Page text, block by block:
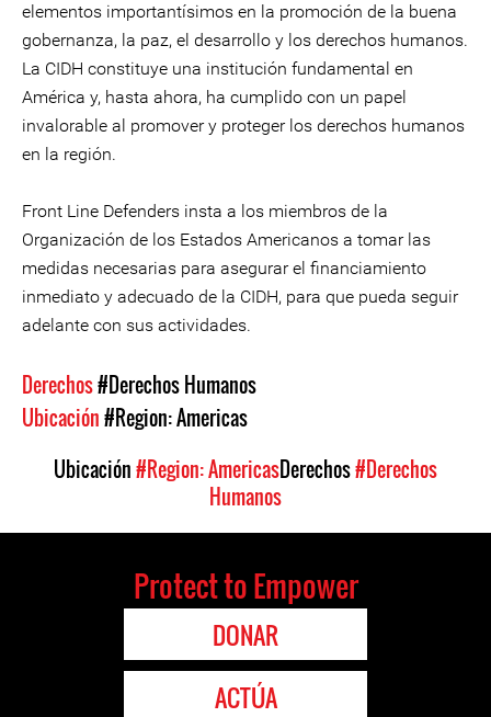
elementos importantísimos en la promoción de la buena
gobernanza, la paz, el desarrollo y los derechos humanos.
La CIDH constituye una institución fundamental en
América y, hasta ahora, ha cumplido con un papel
invalorable al promover y proteger los derechos humanos
en la región.
Front Line Defenders insta a los miembros de la
Organización de los Estados Americanos a tomar las
medidas necesarias para asegurar el financiamiento
inmediato y adecuado de la CIDH, para que pueda seguir
adelante con sus actividades.
Derechos#Derechos Humanos
Ubicación#Region: Americas
Ubicación#Region: AmericasDerechos#Derechos
Humanos
Protect to Empower
DONAR
ACTÚA